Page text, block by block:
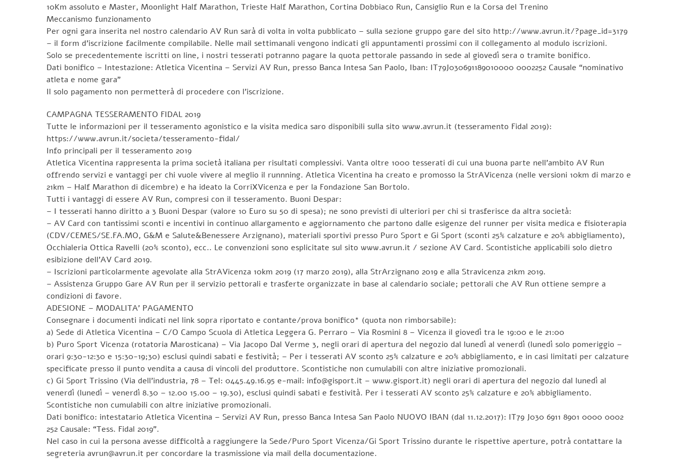
10Km assoluto e Master, Moonlight Half Marathon, Trieste Half Marathon, Cortina Dobbiaco Run, Cansiglio Run e la Corsa del Trenino
Meccanismo funzionamento
Per ogni gara inserita nel nostro calendario AV Run sarà di volta in volta pubblicato – sulla sezione gruppo gare del sito http://www.avrun.it/?page_id=3179
– il form d’iscrizione facilmente compilabile. Nelle mail settimanali vengono indicati gli appuntamenti prossimi con il collegamento al modulo iscrizioni.
Solo se precedentemente iscritti on line, i nostri tesserati potranno pagare la quota pettorale passando in sede al giovedì sera o tramite bonifico.
Dati bonifico – Intestazione: Atletica Vicentina – Servizi AV Run, presso Banca Intesa San Paolo, Iban: IT79J030691189010000 0002252 Causale “nominativo
atleta e nome gara”
Il solo pagamento non permetterà di procedere con l’iscrizione.
CAMPAGNA TESSERAMENTO FIDAL 2019
Tutte le informazioni per il tesseramento agonistico e la visita medica saro disponibili sulla sito www.avrun.it (tesseramento Fidal 2019):
https://www.avrun.it/societa/tesseramento-fidal/
Info principali per il tesseramento 2019
Atletica Vicentina rappresenta la prima società italiana per risultati complessivi. Vanta oltre 1000 tesserati di cui una buona parte nell’ambito AV Run
offrendo servizi e vantaggi per chi vuole vivere al meglio il runnning. Atletica Vicentina ha creato e promosso la StrAVicenza (nelle versioni 10km di marzo e
21km – Half Marathon di dicembre) e ha ideato la CorriXVicenza e per la Fondazione San Bortolo.
Tutti i vantaggi di essere AV Run, compresi con il tesseramento. Buoni Despar:
– I tesserati hanno diritto a 3 Buoni Despar (valore 10 Euro su 50 di spesa); ne sono previsti di ulteriori per chi si trasferisce da altra società:
– AV Card con tantissimi sconti e incentivi in continuo allargamento e aggiornamento che partono dalle esigenze del runner per visita medica e fisioterapia
(CDV/CEMES/SE.FA.MO, G&M e Salute&Benessere Arzignano), materiali sportivi presso Puro Sport e Gi Sport (sconti 25% calzature e 20% abbigliamento),
Occhialeria Ottica Ravelli (20% sconto), ecc.. Le convenzioni sono esplicitate sul sito www.avrun.it / sezione AV Card. Scontistiche applicabili solo dietro
esibizione dell’AV Card 2019.
– Iscrizioni particolarmente agevolate alla StrAVicenza 10km 2019 (17 marzo 2019), alla StrArzignano 2019 e alla Stravicenza 21km 2019.
– Assistenza Gruppo Gare AV Run per il servizio pettorali e trasferte organizzate in base al calendario sociale; pettorali che AV Run ottiene sempre a
condizioni di favore.
ADESIONE – MODALITA’ PAGAMENTO
Consegnare i documenti indicati nel link sopra riportato e contante/prova bonifico* (quota non rimborsabile):
a) Sede di Atletica Vicentina – C/O Campo Scuola di Atletica Leggera G. Perraro – Via Rosmini 8 – Vicenza il giovedì tra le 19:00 e le 21:00
b) Puro Sport Vicenza (rotatoria Marosticana) – Via Jacopo Dal Verme 3, negli orari di apertura del negozio dal lunedì al venerdì (lunedì solo pomeriggio –
orari 9:30-12:30 e 15:30-19;30) esclusi quindi sabati e festività; – Per i tesserati AV sconto 25% calzature e 20% abbigliamento, e in casi limitati per calzature
specificate presso il punto vendita a causa di vincoli del produttore. Scontistiche non cumulabili con altre iniziative promozionali.
c) Gi Sport Trissino (Via dell’industria, 78 – Tel: 0445.49.16.95 e-mail: info@gisport.it – www.gisport.it) negli orari di apertura del negozio dal lunedì al
venerdì (lunedì – venerdì 8.30 – 12.00 15.00 – 19.30), esclusi quindi sabati e festività. Per i tesserati AV sconto 25% calzature e 20% abbigliamento.
Scontistiche non cumulabili con altre iniziative promozionali.
Dati bonifico: intestatario Atletica Vicentina – Servizi AV Run, presso Banca Intesa San Paolo NUOVO IBAN (dal 11.12.2017): IT79 J030 6911 8901 0000 0002
252 Causale: “Tess. Fidal 2019”.
Nel caso in cui la persona avesse difficoltà a raggiungere la Sede/Puro Sport Vicenza/Gi Sport Trissino durante le rispettive aperture, potrà contattare la
segreteria avrun@avrun.it per concordare la trasmissione via mail della documentazione.